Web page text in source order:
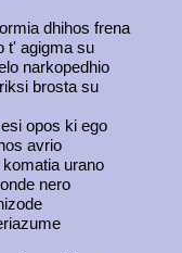
dhihos frena
t' agigma su
narkopedhio
brosta su
opos ki ego
avrio
urano
nero